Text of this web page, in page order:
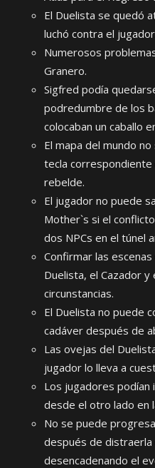
El Duelista se quedó
luchó contra el
Numerosos
Granero.
Sigfred podía
podredumbre de los
colocaban un caballo
El mapa del mundo
tecla
rebelde.
El jugador no puede
Mother`s si el
dos NPCs en el túnel
Confirmar las
Duelista, el Cazador y
circunstancias.
El Duelista no puede
cadáver después de
Las ovejas del
jugador lo lleva a
Los jugadores podían
desde el otro lado en
No se puede
después de distraerla
desencadenando el